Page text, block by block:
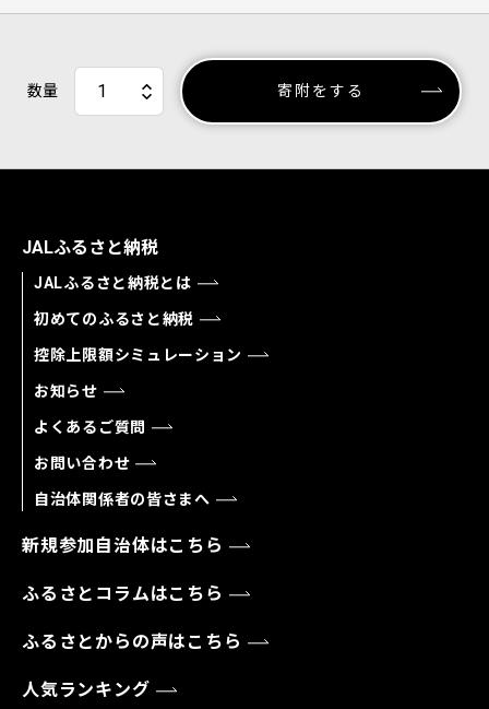
数量 寄附をする
JALふるさと納税
JALふるさと納税とは
初めてのふるさと納税
控除上限額シミュレーション
お知らせ
よくあるご質問
お問い合わせ
自治体関係者の皆さまへ
新規参加自治体はこちら
ふるさとコラムはこちら
ふるさとからの声はこちら
人気ランキング